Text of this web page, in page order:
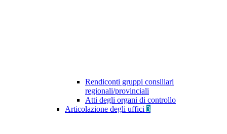
Rendiconti gruppi consiliari
regionali/provinciali
Atti degli organi di controllo
Articolazione degli uffici 3